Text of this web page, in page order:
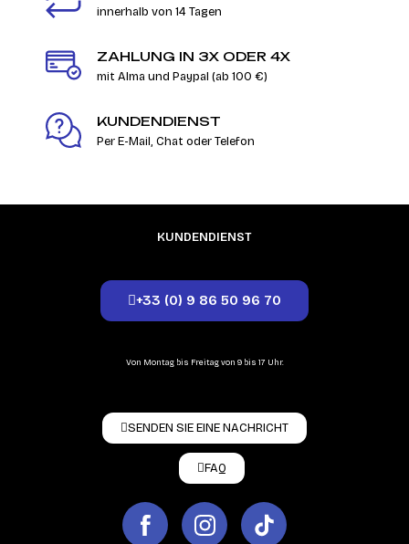
innerhalb von 14 Tagen
ZAHLUNG IN 3X ODER 4X
mit Alma und Paypal (ab 100 €)
KUNDENDIENST
Per E-Mail, Chat oder Telefon
KUNDENDIENST
+33 (0) 9 86 50 96 70
Von Montag bis Freitag von 9 bis 17 Uhr.
SENDEN SIE EINE NACHRICHT
FAQ